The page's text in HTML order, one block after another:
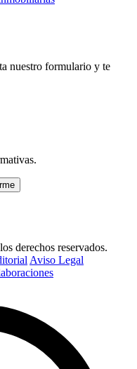
nuestro formulario y te
derechos reservados.
Aviso Legal